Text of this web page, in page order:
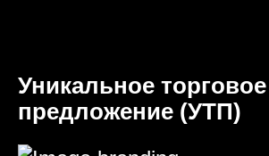
Уникальное торговое
предложение (УТП)